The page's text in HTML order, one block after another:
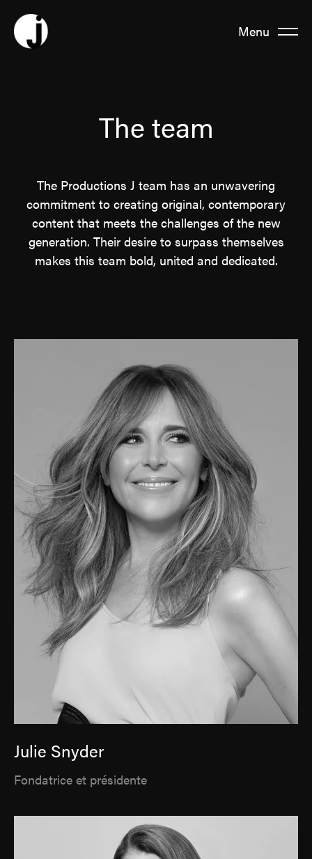
Menu
About us
Productions
News
Jinfluence
Julie Snyder
FR
The team
The Productions J team has an unwavering
commitment to creating original, contemporary
content that meets the challenges of the new
generation. Their desire to surpass themselves
makes this team bold, united and dedicated.
Julie Snyder
Fondatrice et présidente